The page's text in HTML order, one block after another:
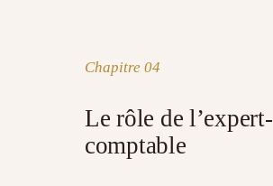
Chapitre 04
Le rôle de l’expert-
comptable